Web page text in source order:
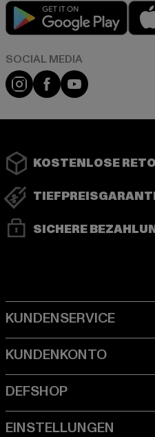
Play
Instagram
FacebookYouTube
KOSTENLOSE
SICHERE